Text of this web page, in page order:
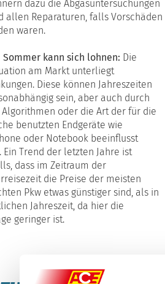
dazu die Abgasuntersuchungen
allen Reparaturen, falls Vorschäden
waren.
Sommer kann sich lohnen: Die
am Markt unterliegt
Diese können Jahreszeiten
sein, aber auch durch
oder die Art der für die
benutzten Endgeräte wie
oder Notebook beeinflusst
Ein Trend der letzten Jahre ist
dass im Zeitraum der
die Preise der meisten
Pkw etwas günstiger sind, als in
Jahreszeit, da hier die
geringer ist.